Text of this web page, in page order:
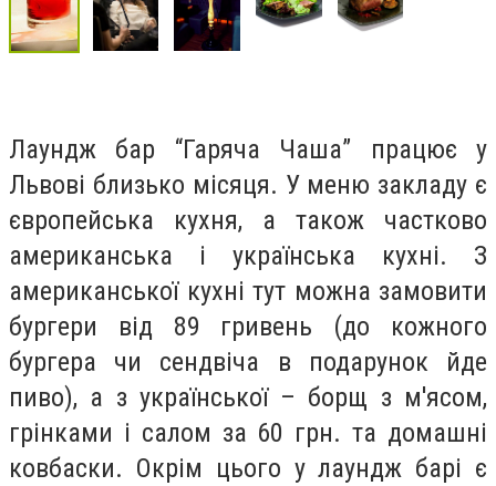
Лаундж бар “Гаряча Чаша” працює у
Львові близько місяця. У меню закладу є
європейська кухня, а також частково
американська і українська кухні. З
американської кухні тут можна замовити
бургери від 89 гривень (до кожного
бургера чи сендвіча в подарунок йде
пиво), а з української – борщ з м'ясом,
грінками і салом за 60 грн. та домашні
ковбаски. Окрім цього у лаундж барі є